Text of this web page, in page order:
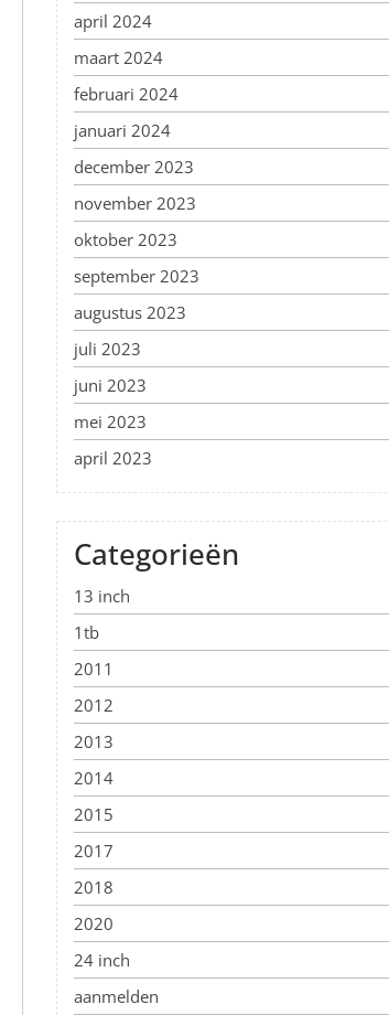
april 2024
maart 2024
februari 2024
januari 2024
december 2023
november 2023
oktober 2023
september 2023
augustus 2023
juli 2023
juni 2023
mei 2023
april 2023
Categorieën
13 inch
1tb
2011
2012
2013
2014
2015
2017
2018
2020
24 inch
aanmelden